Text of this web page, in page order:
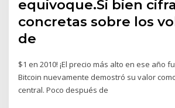
equivoque.Si bien
concretas sobre los
de
$1 en 2010! ¡El precio más alto en ese año
Bitcoin nuevamente demostró su valor
central. Poco después de